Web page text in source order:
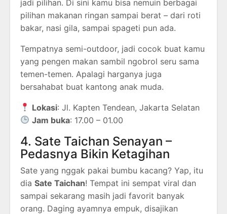
jadi pilihan. Di sini kamu bisa nemuin berbagai
pilihan makanan ringan sampai berat – dari roti
bakar, nasi gila, sampai spageti pun ada.
Tempatnya semi-outdoor, jadi cocok buat kamu
yang pengen makan sambil ngobrol seru sama
temen-temen. Apalagi harganya juga
bersahabat buat kantong anak muda.
Lokasi: Jl. Kapten Tendean, Jakarta Selatan
Jam buka: 17.00 – 01.00
4. Sate Taichan Senayan –
Pedasnya Bikin Ketagihan
Sate yang nggak pakai bumbu kacang? Yap, itu
dia Sate Taichan! Tempat ini sempat viral dan
sampai sekarang masih jadi favorit banyak
orang. Daging ayamnya empuk, disajikan